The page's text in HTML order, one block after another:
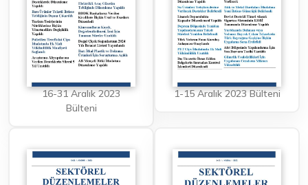
16-31 Aralık 2023
Bülteni
1-15 Aralık 2023 Bülteni